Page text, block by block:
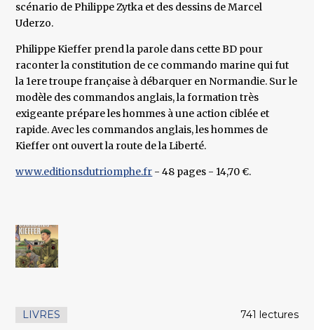
scénario de Philippe Zytka et des dessins de Marcel
Uderzo.
Philippe Kieffer prend la parole dans cette BD pour
raconter la constitution de ce commando marine qui fut
la 1ere troupe française à débarquer en Normandie. Sur le
modèle des commandos anglais, la formation très
exigeante prépare les hommes à une action ciblée et
rapide. Avec les commandos anglais, les hommes de
Kieffer ont ouvert la route de la Liberté.
www.editionsdutriomphe.fr - 48 pages - 14,70 €.
LIVRES 741 lectures